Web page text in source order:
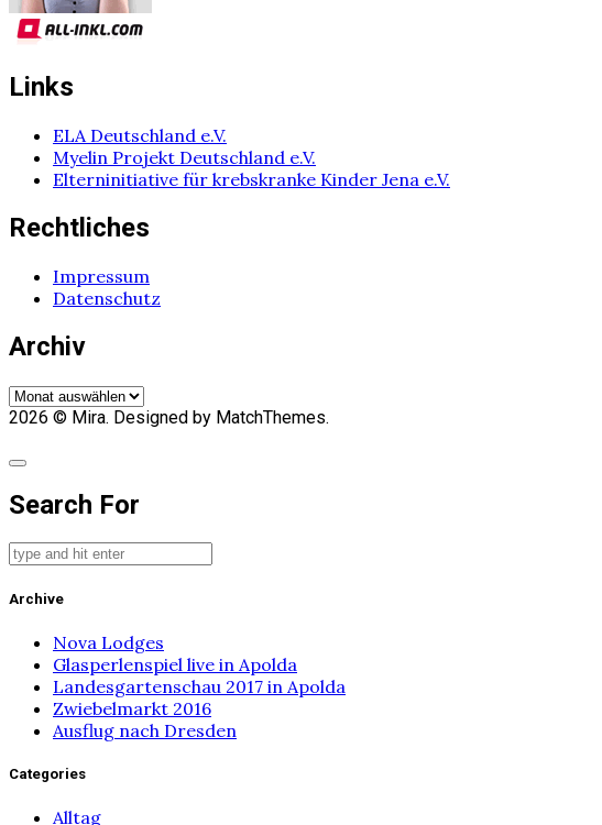
Links
ELA Deutschland e.V.
Myelin Projekt Deutschland e.V.
Elterninitiative für krebskranke Kinder Jena e.V.
Rechtliches
Impressum
Datenschutz
Archiv
Archiv
2026 © Mira. Designed by MatchThemes.
Search For
Archive
Nova Lodges
Glasperlenspiel live in Apolda
Landesgartenschau 2017 in Apolda
Zwiebelmarkt 2016
Ausflug nach Dresden
Categories
Alltag